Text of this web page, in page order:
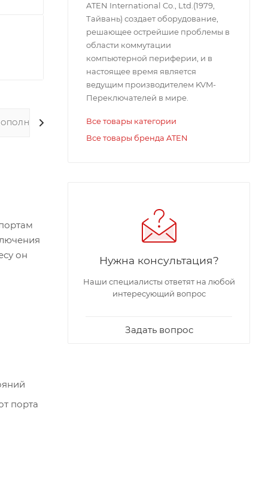
он
порта
ATEN International Co., Ltd.(1979,
Тайвань) создает оборудование,
решающее острейшие проблемы в
области коммутации
компьютерной периферии, и в
настоящее время является
ведущим производителем KVM-
Переключателей в мире.
Все товары категории
Все товары бренда ATEN
Нужна консультация?
Наши специалисты ответят на любой
интересующий вопрос
Задать вопрос